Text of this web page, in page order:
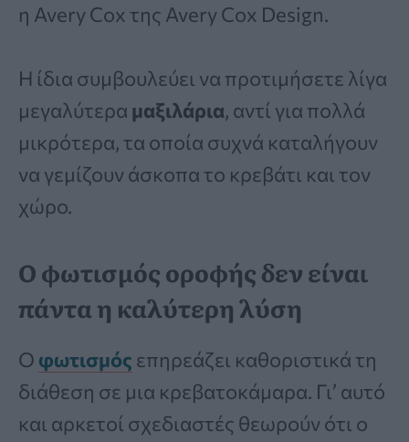
η Avery Cox της Avery Cox Design.
Η ίδια συμβουλεύει να προτιμήσετε λίγα
μεγαλύτερα μαξιλάρια, αντί για πολλά
μικρότερα, τα οποία συχνά καταλήγουν
να γεμίζουν άσκοπα το κρεβάτι και τον
χώρο.
Ο φωτισμός οροφής δεν είναι
πάντα η καλύτερη λύση
Ο φωτισμός επηρεάζει καθοριστικά τη
διάθεση σε μια κρεβατοκάμαρα. Γι’ αυτό
και αρκετοί σχεδιαστές θεωρούν ότι ο